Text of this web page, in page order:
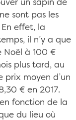
un sapin de
sont pas les
effet, la
il n’y a que
Noël à 100 €
plus tard, au
prix moyen d’un
€ en 2017.
fonction de la
du lieu où